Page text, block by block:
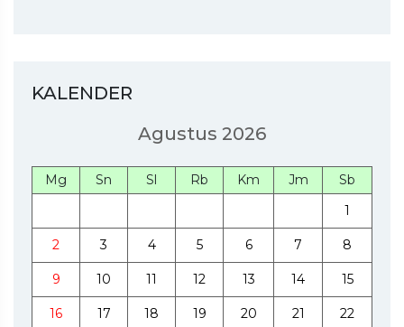
KALENDER
Agustus 2026
Mg Sn Sl Rb Km Jm
Sb
1
2 3 4 5 6 7 8
9 10 11 12 13 14 15
16 17 18 19 20 21 22